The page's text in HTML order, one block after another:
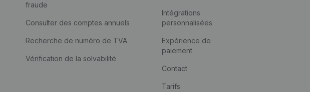
fraude
Consulter des comptes annuels
Recherche de numéro de TVA
Vérification de la solvabilité
Intégrations
personnalisées
Expérience de
paiement
Contact
Tarifs